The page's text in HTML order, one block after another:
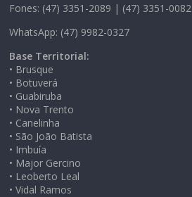
Fones: (47) 3351-2089 | (47) 3351-0082
WhatsApp: (47) 9982-0327
Base Territorial:
• Brusque
• Botuverá
• Guabiruba
• Nova Trento
• Canelinha
• São João Batista
• Imbuía
• Major Gercino
• Leoberto Leal
• Vidal Ramos